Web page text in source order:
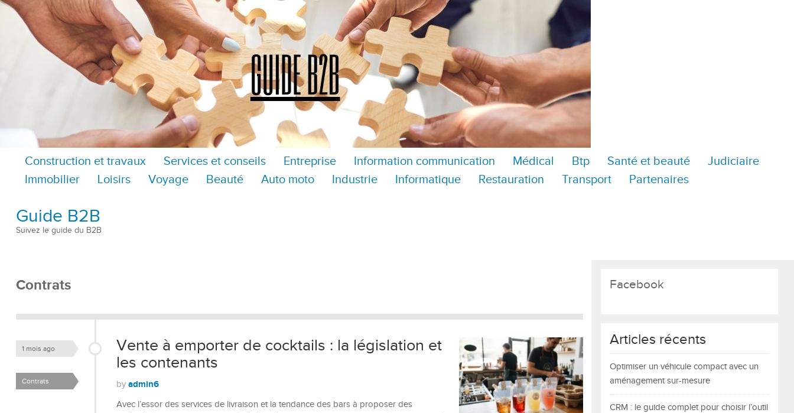
Construction et travaux Services et conseils Entreprise Information communication Médical Btp Santé et beauté
Judiciaire
Immobilier
Loisirs Voyage Beauté Auto moto Industrie Informatique Restauration Transport Partenaires
Guide B2B
Suivez le guide du B2B
Contrats
Vente à emporter de cocktails : la législation et
les contenants
1 mois ago
by admin6
Contrats
Avec l’essor des services de livraison et la tendance des bars à proposer des
Facebook
Articles récents
Optimiser un véhicule compact avec un
aménagement sur-mesure
CRM : le guide complet pour choisir l’outil